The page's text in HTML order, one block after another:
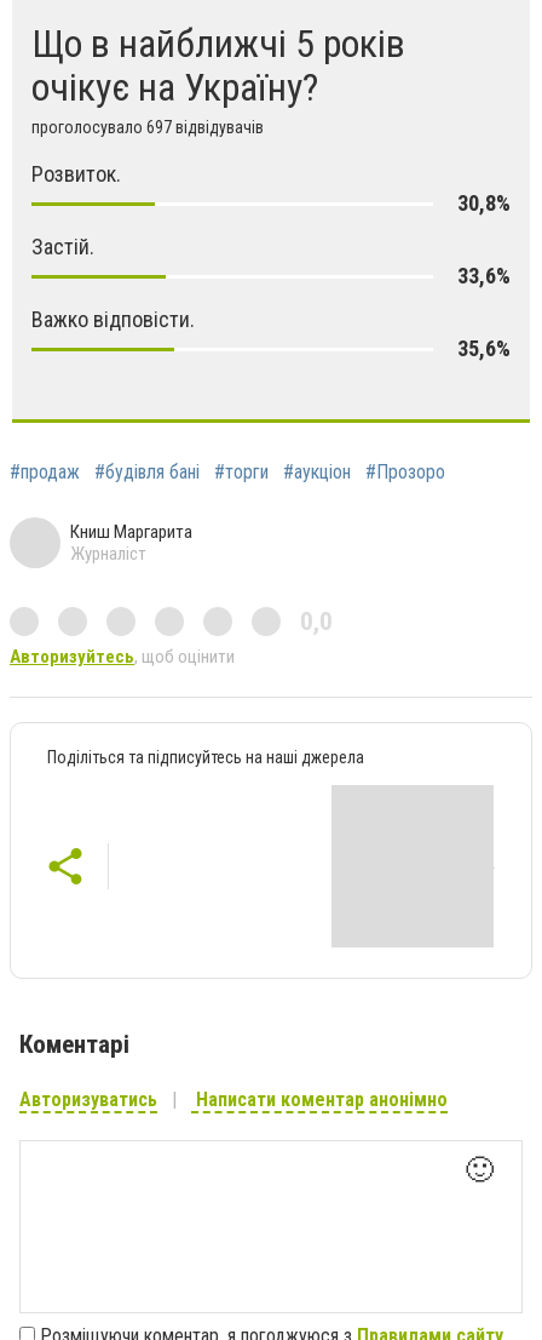
Що в найближчі 5 років
очікує на Україну?
проголосувало 697 відвідувачів
Розвиток.
30,8%
Застій.
33,6%
Важко відповісти.
35,6%
#продаж #будівля бані #торги #аукціон #Прозоро
Книш Маргарита
Журналіст
0,0
Авторизуйтесь, щоб оцінити
Поділіться та підписуйтесь на наші джерела
Коментарі
Авторизуватись Написати коментар анонімно
🙂